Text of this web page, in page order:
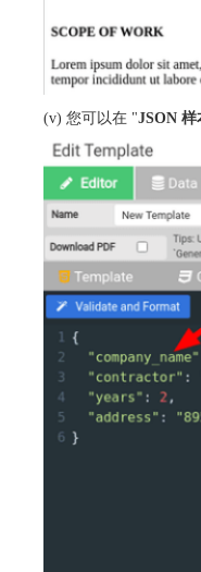
(v) 您可以在 "JSON 样